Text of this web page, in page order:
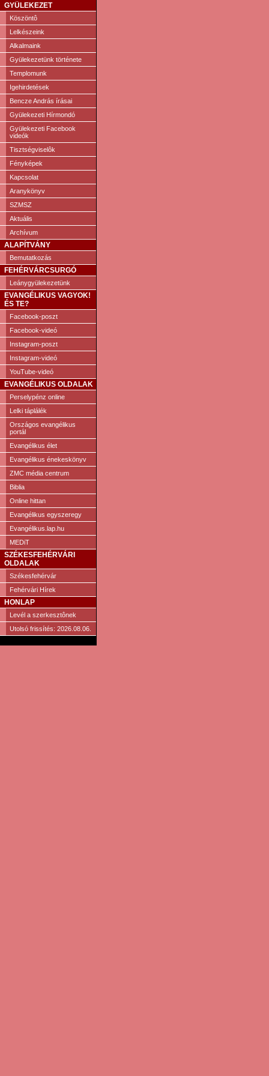
GYÜLEKEZET
Köszöntô
Lelkészeink
Alkalmaink
Gyülekezetünk története
Templomunk
Igehirdetések
Bencze András írásai
Gyülekezeti Hírmondó
Gyülekezeti Facebook
videók
Tisztségviselôk
Fényképek
Kapcsolat
Aranykönyv
SZMSZ
Aktuális
Archívum
ALAPÍTVÁNY
Bemutatkozás
FEHÉRVÁRCSURGÓ
Leánygyülekezetünk
EVANGÉLIKUS VAGYOK!
ÉS TE?
Facebook-poszt
Facebook-videó
Instagram-poszt
Instagram-videó
YouTube-videó
EVANGÉLIKUS OLDALAK
Perselypénz online
Lelki táplálék
Országos evangélikus
portál
Evangélikus élet
Evangélikus énekeskönyv
ZMC média centrum
Biblia
Online hittan
Evangélikus egyszeregy
Evangélikus.lap.hu
MEDiT
SZÉKESFEHÉRVÁRI
OLDALAK
Székesfehérvár
Fehérvári Hírek
HONLAP
Levél a szerkesztônek
Utolsó frissítés: 2026.08.06.